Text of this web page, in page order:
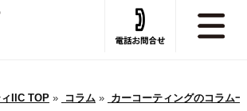
IIC TOP» コラム» カーコーティングのコラム